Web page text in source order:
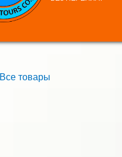
Все товары